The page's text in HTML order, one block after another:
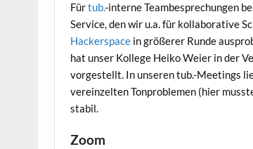
Fürtub.-interne Teambesprechungen
Service, den wir u.a. für kollaborative
Hackerspace in größerer Runde
hat unser Kollege Heiko Weier in der
vorgestellt. In unseren tub.-Meetings
vereinzelten Tonproblemen (hier
stabil.
Zoom